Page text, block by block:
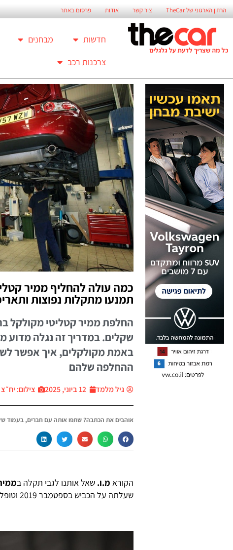
החזון הארגוני של TheCar צור קשר אודות פרסום באתר
חדשות מבחנים
צרכנות רכב
כמה עולה להחליף ממיר
תמנעו מתקלות נפוצות
החלפת ממיר קטליטי מקולקל
שקלים. במדריך זה נגלה מדוע
באמת מקולקלים, איך אפשר
ההחלפה שלהם
גיל מלמד 12 ביוני, 2025 צילום: יח״צ Thecar
אוהבים את הכתבה? שתפו אותה עם חברים, בעמוד
הקורא מ.ו. שאל אותנו לגבי תקלה ב
שעלתה על הכביש בספטמבר 2019 וטופלה מאז באופן קבוע במוסך מורשה יבואן.